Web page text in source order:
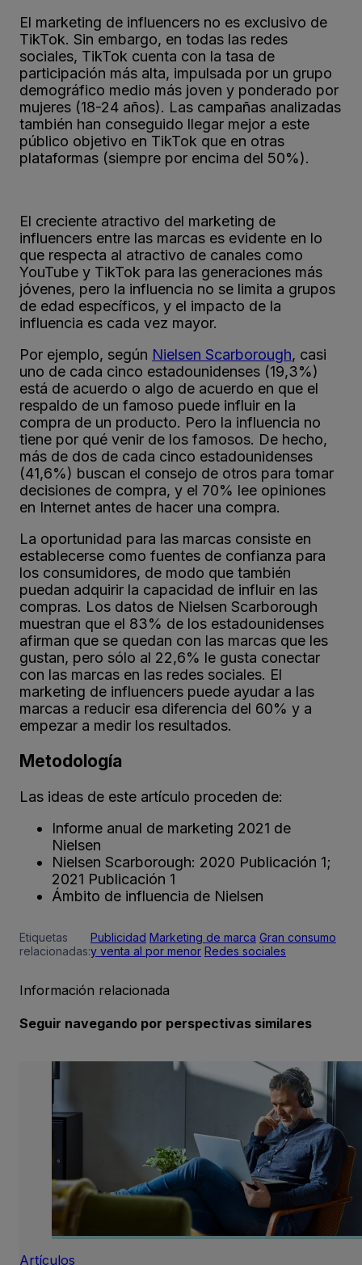
El marketing de influencers no es exclusivo de
TikTok. Sin embargo, en todas las redes
sociales, TikTok cuenta con la tasa de
participación más alta, impulsada por un grupo
demográfico medio más joven y ponderado por
mujeres (18-24 años). Las campañas analizadas
también han conseguido llegar mejor a este
público objetivo en TikTok que en otras
plataformas (siempre por encima del 50%).
El creciente atractivo del marketing de
influencers entre las marcas es evidente en lo
que respecta al atractivo de canales como
YouTube y TikTok para las generaciones más
jóvenes, pero la influencia no se limita a grupos
de edad específicos, y el impacto de la
influencia es cada vez mayor.
Por ejemplo, según Nielsen Scarborough, casi
uno de cada cinco estadounidenses (19,3%)
está de acuerdo o algo de acuerdo en que el
respaldo de un famoso puede influir en la
compra de un producto. Pero la influencia no
tiene por qué venir de los famosos. De hecho,
más de dos de cada cinco estadounidenses
(41,6%) buscan el consejo de otros para tomar
decisiones de compra, y el 70% lee opiniones
en Internet antes de hacer una compra.
La oportunidad para las marcas consiste en
establecerse como fuentes de confianza para
los consumidores, de modo que también
puedan adquirir la capacidad de influir en las
compras. Los datos de Nielsen Scarborough
muestran que el 83% de los estadounidenses
afirman que se quedan con las marcas que les
gustan, pero sólo al 22,6% le gusta conectar
con las marcas en las redes sociales. El
marketing de influencers puede ayudar a las
marcas a reducir esa diferencia del 60% y a
empezar a medir los resultados.
Metodología
Las ideas de este artículo proceden de:
Informe anual de marketing 2021 de
Nielsen
Nielsen Scarborough: 2020 Publicación 1;
2021 Publicación 1
Ámbito de influencia de Nielsen
Etiquetas
relacionadas:
Publicidad Marketing de marca Gran consumo
y venta al por menor Redes sociales
Información relacionada
Seguir navegando por perspectivas similares
Artículos